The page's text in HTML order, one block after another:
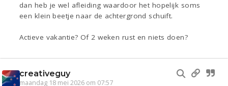
dan heb je wel afleiding waardoor het hopelijk soms
een klein beetje naar de achtergrond schuift.
Actieve vakantie? Of 2 weken rust en niets doen?
creativeguy
maandag 18 mei 2026 om 07:57